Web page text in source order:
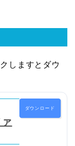
しますとダウ
ダウンロード